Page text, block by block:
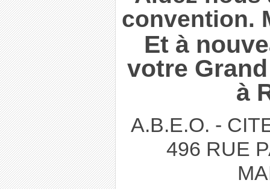
convention.
Et à
votre
à
A.B.E.O. -
496 RUE